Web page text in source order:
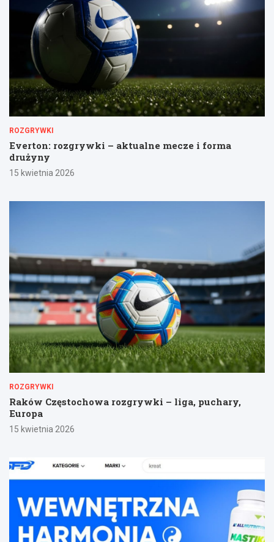
ROZGRYWKI
Everton: rozgrywki – aktualne mecze i forma
drużyny
15 kwietnia 2026
ROZGRYWKI
Raków Częstochowa rozgrywki – liga, puchary,
Europa
15 kwietnia 2026